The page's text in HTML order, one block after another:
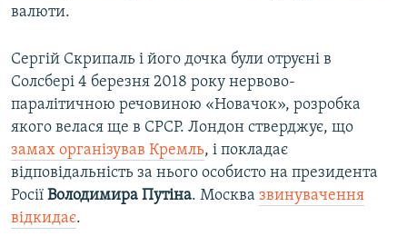
валюти.
Сергій Скрипаль і його дочка були отруєні в
Солсбері 4 березня 2018 року нервово-
паралітичною речовиною «Новачок», розробка
якого велася ще в СРСР. Лондон стверджує, що
замах організував Кремль, і покладає
відповідальність за нього особисто на президента
Росії Володимира Путіна. Москва звинувачення
відкидає.